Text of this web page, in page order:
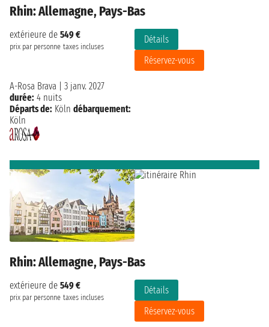
Rhin: Allemagne, Pays-Bas
extérieure de 549 €
prix par personne taxes incluses
Détails
Réservez-vous
A-Rosa Brava
3 janv. 2027
durée: 4 nuits
Départs de: Köln débarquement:
Köln
Rhin: Allemagne, Pays-Bas
extérieure de 549 €
prix par personne taxes incluses
Détails
Réservez-vous